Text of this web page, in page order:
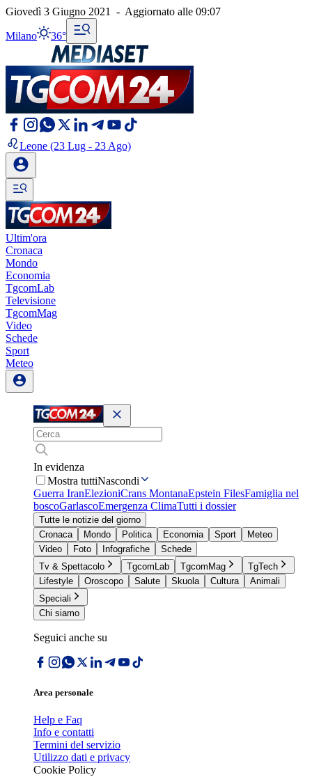
Giovedì 3 Giugno 2021 - Aggiornato alle 09:07
Milano 36°
Leone (23 Lug - 23 Ago)
Ultim'ora
Cronaca
Mondo
Economia
TgcomLab
Televisione
TgcomMag
Video
Schede
Sport
Meteo
In evidenza
Mostra tuttiNascondi
Guerra IranElezioniCrans MontanaEpstein FilesFamiglia nel
boscoGarlascoEmergenza ClimaTutti i dossier
Tutte le notizie del giorno
Cronaca
Mondo Politica Economia Sport
Meteo
Video
Foto Infografiche
Schede
Tv & Spettacolo
TgcomLab TgcomMag
TgTech
Lifestyle
Oroscopo Salute Skuola Cultura
Animali
Speciali
Chi siamo
Seguici anche su
Area personale
Help e Faq
Info e contatti
Termini del servizio
Utilizzo dati e privacy
Cookie Policy